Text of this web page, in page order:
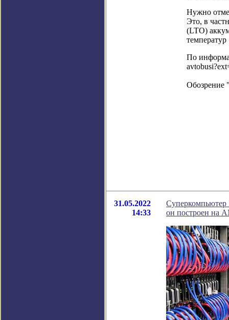
Нужно
Это, в
(LTO)
температур
По
Обозрение
31.05.2022
14:33
Суперкомпьютер
он построен на